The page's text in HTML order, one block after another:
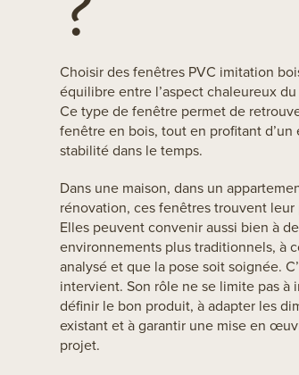
Choisir des fenêtres PVC imitation
équilibre entre l’aspect chaleureux
Ce type de fenêtre permet de
fenêtre en bois, tout en profitant
stabilité dans le temps.
Dans une maison, dans un
rénovation, ces fenêtres trouvent
Elles peuvent convenir aussi bien à
environnements plus traditionnels, à
analysé et que la pose soit soignée.
intervient. Son rôle ne se limite pas à
définir le bon produit, à adapter les
existant et à garantir une mise en
projet.